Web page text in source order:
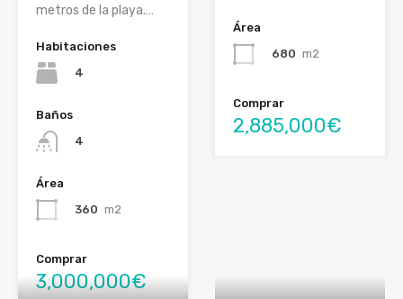
metros de la playa.…
Habitaciones
4
Baños
4
Área
360 m2
Comprar
3,000,000€
Área
680 m2
Comprar
2,885,000€